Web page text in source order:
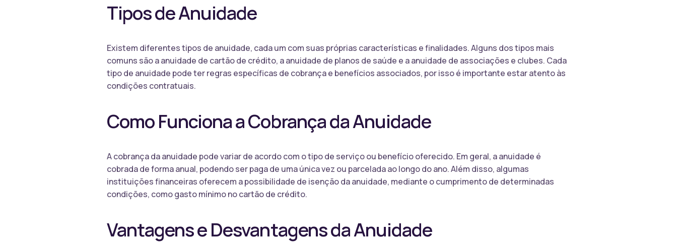
Tipos de Anuidade
Existem diferentes tipos de anuidade, cada um com suas próprias características e finalidades. Alguns dos tipos mais
comuns são a anuidade de cartão de crédito, a anuidade de planos de saúde e a anuidade de associações e clubes. Cada
tipo de anuidade pode ter regras específicas de cobrança e benefícios associados, por isso é importante estar atento às
condições contratuais.
Como Funciona a Cobrança da Anuidade
A cobrança da anuidade pode variar de acordo com o tipo de serviço ou benefício oferecido. Em geral, a anuidade é
cobrada de forma anual, podendo ser paga de uma única vez ou parcelada ao longo do ano. Além disso, algumas
instituições financeiras oferecem a possibilidade de isenção da anuidade, mediante o cumprimento de determinadas
condições, como gasto mínimo no cartão de crédito.
Vantagens e Desvantagens da Anuidade